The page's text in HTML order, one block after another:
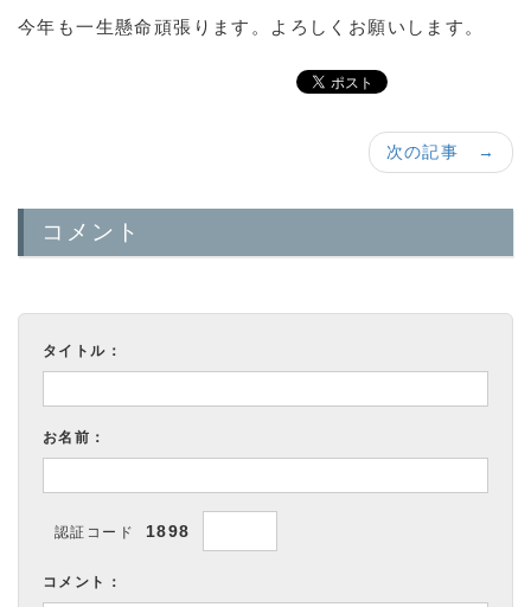
今年も一生懸命頑張ります。よろしくお願いします。
次の記事 →
コメント
タイトル：
お名前：
認証コード 1898
コメント：